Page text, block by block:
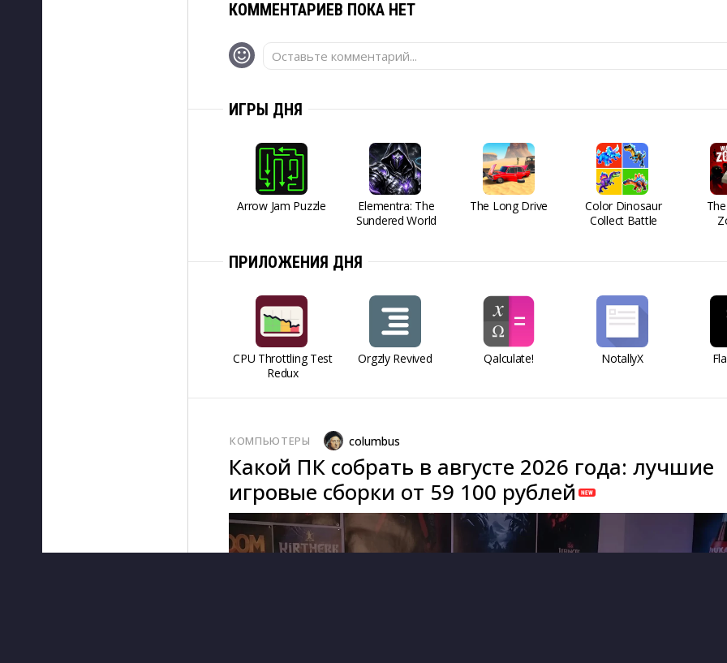
КОММЕНТАРИЕВ ПОКА НЕТ
Оставьте комментарий...
ИГРЫ ДНЯ
Arrow Jam Puzzle
Elementra: The
Sundered World
The Long Drive
Color Dinosaur
Collect Battle
ПРИЛОЖЕНИЯ ДНЯ
CPU Throttling Test
Redux
Orgzly Revived Qalculate! NotallyX
КОМПЬЮТЕРЫ columbus
Какой ПК собрать в августе 2026 года: лучшие
игровые сборки от 59 100 рублей